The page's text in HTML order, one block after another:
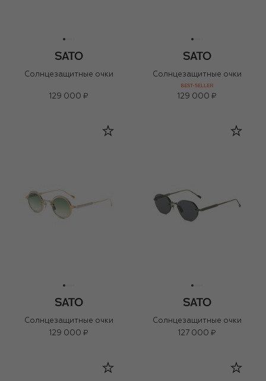
Солнцезащитные очки
129 000 ₽
Солнцезащитные очки
BEST-SELLER
129 000 ₽
Солнцезащитные очки
129 000 ₽
Солнцезащитные очки
127 000 ₽